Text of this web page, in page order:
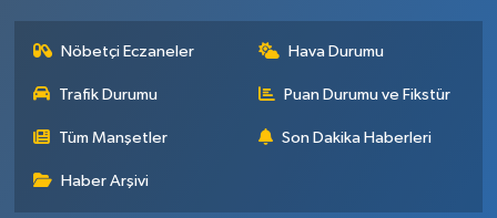
Nöbetçi Eczaneler Hava Durumu
Trafik Durumu Puan Durumu ve Fikstür
Tüm Manşetler Son Dakika Haberleri
Haber Arşivi